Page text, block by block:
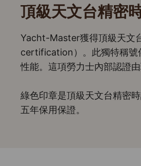
頂級天文台精密
Yacht-Master獲得頂級天文
certification）。此獨特稱號
性能。這項勞力士內部認證
綠色印章是頂級天文台精密
五年保用保證。